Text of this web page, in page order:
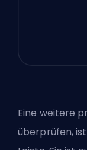
Eine weitere
überprüfen,